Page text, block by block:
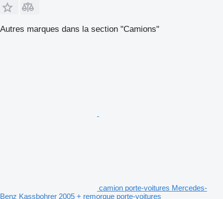
Autres marques dans la section "Camions"
camion porte-voitures Mercedes-
Benz Kassbohrer 2005 + remorque porte-voitures